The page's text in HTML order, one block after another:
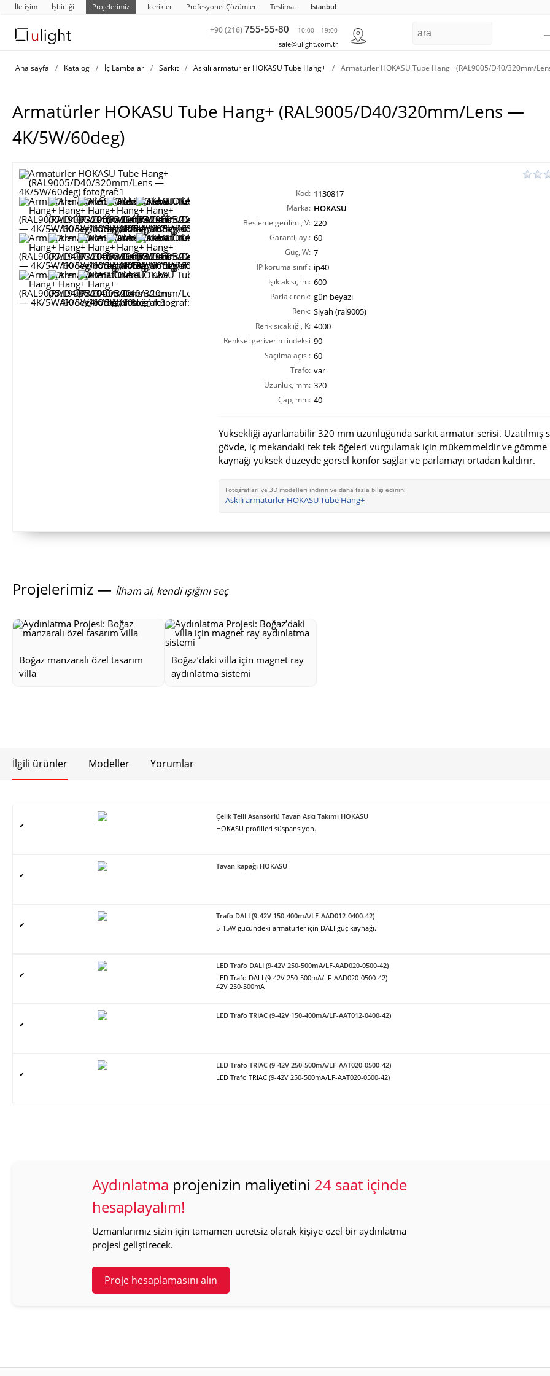
İletişim İşbirliği Projelerimiz Icerikler Profesyonel Çözümler Teslimat Istanbul
+90 (216)755-55-80 10:00 – 19:00
sale@ulight.com.tr
Ana sayfa / Katalog / İç Lambalar / Sarkıt / Askılı armatürler HOKASU Tube Hang+ / Armatürler HOKASU Tube Hang+ (RAL9005/D40/320mm/
Armatürler HOKASU Tube Hang+ (RAL9005/D40/320mm/Lens —
4K/5W/60deg)
Kod: 1130817
Marka: HOKASU
Besleme gerilimi, V: 220
Garanti, ay : 60
Güç, W: 7
IP koruma sınıfı: ip40
Işık akısı, lm: 600
Parlak renk: gün beyazı
Renk: Siyah (ral9005)
Renk sıcaklığı, K: 4000
Renksel geriverim indeksi
CRI(Ra):
90
Saçılma açısı: 60
Trafo: var
Uzunluk, mm: 320
Çap, mm: 40
Yüksekliği ayarlanabilir 320 mm uzunluğunda sarkıt armatür serisi. Uzatılmış
gövde, iç mekandaki tek tek öğeleri vurgulamak için mükemmeldir ve gömme
kaynağı yüksek düzeyde görsel konfor sağlar ve parlamayı ortadan kaldırır.
Fotoğrafları ve 3D modelleri indirin ve daha fazla bilgi edinin:
Askılı armatürler HOKASU Tube Hang+
Projelerimiz — İlham al, kendi ışığını seç
Boğaz manzaralı özel tasarım
villa
Boğaz’daki villa için magnet ray
aydınlatma sistemi
İlgili ürünler Modeller Yorumlar
✔
Çelik Telli Asansörlü Tavan Askı Takımı HOKASU
HOKASU profilleri süspansiyon.
✔
Tavan kapağı HOKASU
✔
Trafo DALI (9-42V 150-400mA/LF-AAD012-0400-42)
5-15W gücündeki armatürler için DALI güç kaynağı.
✔
LED Trafo DALI (9-42V 250-500mA/LF-AAD020-0500-42)
LED Trafo DALI (9-42V 250-500mA/LF-AAD020-0500-42)
42V 250-500mA
✔
LED Trafo TRIAC (9-42V 150-400mA/LF-AAT012-0400-42)
✔
LED Trafo TRIAC (9-42V 250-500mA/LF-AAT020-0500-42)
LED Trafo TRIAC (9-42V 250-500mA/LF-AAT020-0500-42)
Aydınlatma projenizin maliyetini 24 saat içinde
hesaplayalım!
Uzmanlarımız sizin için tamamen ücretsiz olarak kişiye özel bir aydınlatma
projesi geliştirecek.
Proje hesaplamasını alın